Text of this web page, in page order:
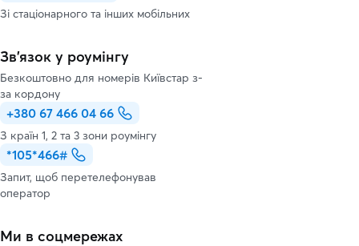
Зі стаціонарного та інших мобільних
Зв’язок у роумінгу
Безкоштовно для номерів Київстар з-
за кордону
+380 67 466 04 66
З країн 1, 2 та 3 зони роумінгу
*105*466#
Запит, щоб перетелефонував
оператор
Ми в соцмережах